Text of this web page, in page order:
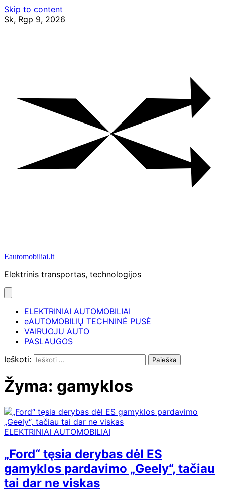
Skip to content
Sk, Rgp 9, 2026
Eautomobiliai.lt
Elektrinis transportas, technologijos
ELEKTRINIAI AUTOMOBILIAI
eAUTOMOBILIŲ TECHNINĖ PUSĖ
VAIRUOJU AUTO
PASLAUGOS
Ieškoti:
Žyma: gamyklos
ELEKTRINIAI AUTOMOBILIAI
„Ford“ tęsia derybas dėl ES
gamyklos pardavimo „Geely“, tačiau
tai dar ne viskas